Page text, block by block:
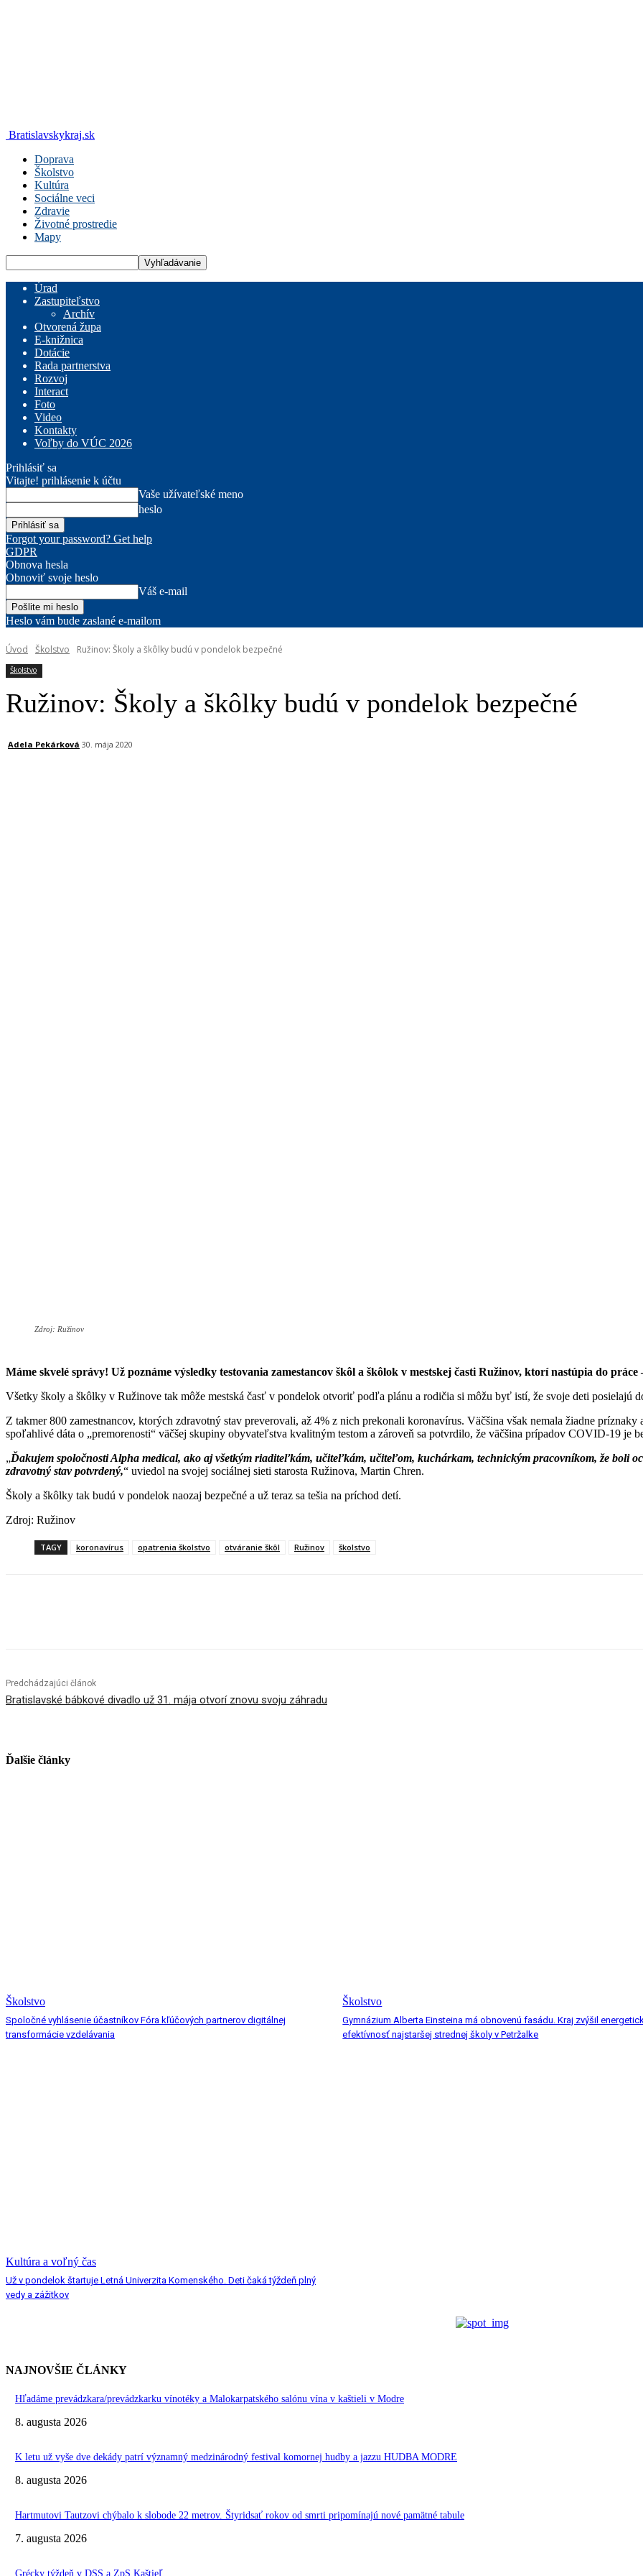
Bratislavskykraj.sk
Doprava
Školstvo
Kultúra
Sociálne veci
Zdravie
Životné prostredie
Mapy
Úrad
Zastupiteľstvo
Archív
Otvorená župa
E-knižnica
Dotácie
Rada partnerstva
Rozvoj
Interact
Foto
Video
Kontakty
Voľby do VÚC 2026
Prihlásiť sa
Vitajte! prihlásenie k účtu
Vaše užívateľské meno
heslo
Forgot your password? Get help
GDPR
Obnova hesla
Obnoviť svoje heslo
Váš e-mail
Heslo vám bude zaslané e-mailom
Úvod Školstvo Ružinov: Školy a škôlky budú v pondelok bezpečné
Školstvo
Ružinov: Školy a škôlky budú v pondelok bezpečné
Adela Pekárková 30. mája 2020
Zdroj: Ružinov
Máme skvelé správy! Už poznáme výsledky testovania zamestancov škôl a škôlok v mestskej časti Ružinov, ktorí nastúpia do práce
Všetky školy a škôlky v Ružinove tak môže mestská časť v pondelok otvoriť podľa plánu a rodičia si môžu byť istí, že svoje deti posielajú
Z takmer 800 zamestnancov, ktorých zdravotný stav preverovali, až 4% z nich prekonali koronavírus. Väčšina však nemala žiadne
spoľahlivé dáta o „premorenosti“ väčšej skupiny obyvateľstva kvalitným testom a zároveň sa potvrdilo, že väčšina prípadov COVID-19 je
„Ďakujem spoločnosti Alpha medical, ako aj všetkým riaditeľkám, učiteľkám, učiteľom, kuchárkam, technickým pracovníkom, že boli
zdravotný stav potvrdený,“ uviedol na svojej sociálnej sieti starosta Ružinova, Martin Chren.
Školy a škôlky tak budú v pondelok naozaj bezpečné a už teraz sa tešia na príchod detí.
Zdroj: Ružinov
TAGY koronavírus opatrenia školstvo otváranie škôl Ružinov školstvo
Predchádzajúci článok
Bratislavské bábkové divadlo už 31. mája otvorí znovu svoju záhradu
Ďalšie články
Školstvo
Spoločné vyhlásenie účastníkov Fóra kľúčových partnerov digitálnej
transformácie vzdelávania
Školstvo
Gymnázium Alberta Einsteina má obnovenú fasádu. Kraj zvýšil
efektívnosť najstaršej strednej školy v Petržalke
Kultúra a voľný čas
Už v pondelok štartuje Letná Univerzita Komenského. Deti čaká týždeň plný
vedy a zážitkov
NAJNOVŠIE ČLÁNKY
Hľadáme prevádzkara/prevádzkarku vínotéky a Malokarpatského salónu vína v kaštieli v Modre
8. augusta 2026
K letu už vyše dve dekády patrí významný medzinárodný festival komornej hudby a jazzu HUDBA MODRE
8. augusta 2026
Hartmutovi Tautzovi chýbalo k slobode 22 metrov. Štyridsať rokov od smrti pripomínajú nové pamätné tabule
7. augusta 2026
Grécky týždeň v DSS a ZpS Kaštieľ